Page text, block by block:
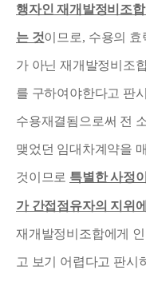
행자인 재개발정비조
는 것이므로, 수용의 효
가 아닌 재개발정비조
를 구하여야한다고 판
수용재결됨으로써 전
맺었던 임대차계약을
것이므로 특별한 사정
가 간접점유자의 지위
재개발정비조합에게
고 보기 어렵다고 판시